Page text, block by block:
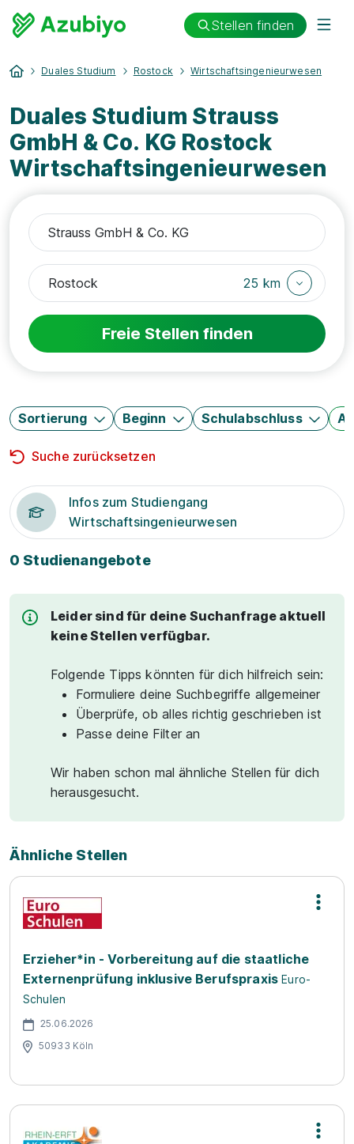
Stellen finden
Duales Studium Rostock Wirtschaftsingenieurwesen
Duales Studium Strauss
GmbH & Co. KG Rostock
Wirtschaftsingenieurwesen
25 km
Freie Stellen finden
Sortierung Beginn Schulabschluss
Suche zurücksetzen
Infos zum Studiengang
Wirtschaftsingenieurwesen
0 Studienangebote
Leider sind für deine Suchanfrage aktuell
keine Stellen verfügbar.
Folgende Tipps könnten für dich hilfreich sein:
Formuliere deine Suchbegriffe allgemeiner
Überprüfe, ob alles richtig geschrieben ist
Passe deine Filter an
Wir haben schon mal ähnliche Stellen für dich
herausgesucht.
Ähnliche Stellen
Erzieher*in - Vorbereitung auf die staatliche
Externenprüfung inklusive Berufspraxis Euro-
Schulen
25.06.2026
50933 Köln